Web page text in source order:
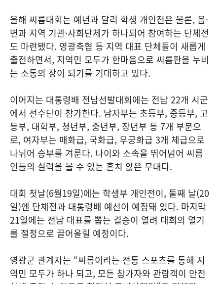
올해 씨름대회는 예년과 달리 학생 개인전은 물론, 읍·
면과 지역 기관·사회단체가 하나되어 참여하는 단체전
도 마련됐다. 영광축협 등 지역 대표 단체들이 새롭게
출전하면서, 지역민 모두가 한마음으로 씨름판을 누비
는 소통의 장이 되기를 기대하고 있다.
이어지는 대통령배 전남선발대회에는 전남 22개 시군
에서 선수단이 참가한다. 남자부는 초등부, 중등부, 고
등부, 대학부, 청년부, 중년부, 장년부 등 7개 부문으
로, 여자부는 매화급, 국화급, 무궁화급 3개 체급으로
나뉘어 승부를 겨룬다. 나이와 소속을 뛰어넘어 씨름
인들의 실력을 볼 수 있는 흔치 않은 무대다.
대회 첫날(6월19일)에는 학생부 개인전이, 둘째 날(20
일)엔 단체전과 대통령배 예선이 예정돼 있다. 마지막
21일에는 전남 대표를 뽑는 결승이 열려 대회의 열기
를 절정으로 끌어올릴 예정이다.
영광군 관계자는 “씨름이라는 전통 스포츠를 통해 지
역민 모두가 하나 되고, 모든 참가자와 관람객이 안전